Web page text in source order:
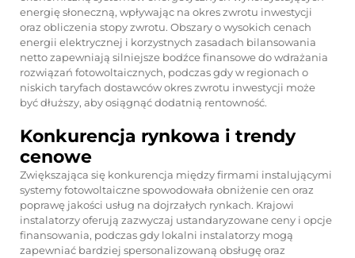
energię słoneczną, wpływając na okres zwrotu inwestycji
oraz obliczenia stopy zwrotu. Obszary o wysokich cenach
energii elektrycznej i korzystnych zasadach bilansowania
netto zapewniają silniejsze bodźce finansowe do wdrażania
rozwiązań fotowoltaicznych, podczas gdy w regionach o
niskich taryfach dostawców okres zwrotu inwestycji może
być dłuższy, aby osiągnąć dodatnią rentowność.
Konkurencja rynkowa i trendy
cenowe
Zwiększająca się konkurencja między firmami instalującymi
systemy fotowoltaiczne spowodowała obniżenie cen oraz
poprawę jakości usług na dojrzałych rynkach. Krajowi
instalatorzy oferują zazwyczaj ustandaryzowane ceny i opcje
finansowania, podczas gdy lokalni instalatorzy mogą
zapewniać bardziej spersonalizowaną obsługę oraz